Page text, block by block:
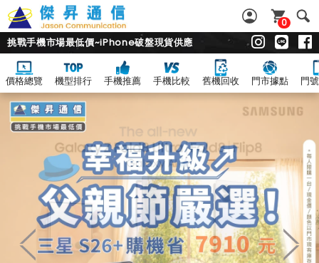
0
挑戰手機市場最低價~iPhone破盤現貨供應
價格總覽 機型排行 手機推薦 手機比較 舊機回收 門市據點 門